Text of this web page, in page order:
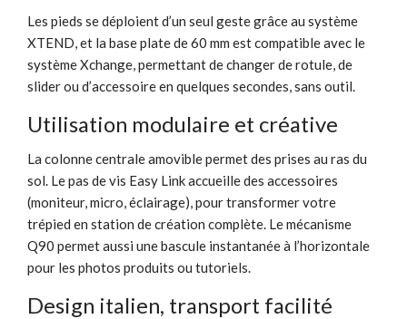
Les pieds se déploient d’un seul geste grâce au système
XTEND, et la base plate de 60 mm est compatible avec le
système Xchange, permettant de changer de rotule, de
slider ou d’accessoire en quelques secondes, sans outil.
Utilisation modulaire et créative
La colonne centrale amovible permet des prises au ras du
sol. Le pas de vis Easy Link accueille des accessoires
(moniteur, micro, éclairage), pour transformer votre
trépied en station de création complète. Le mécanisme
Q90 permet aussi une bascule instantanée à l’horizontale
pour les photos produits ou tutoriels.
Design italien, transport facilité